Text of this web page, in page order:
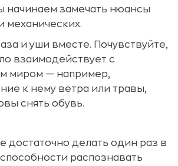
начинаем замечать нюансы
механических.
и уши вместе. Почувствуйте,
взаимодействует с
миром — например,
к нему ветра или травы,
снять обувь.
достаточно делать один раз в
распознавать